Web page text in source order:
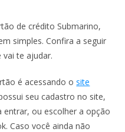
de crédito Submarino,
simples. Confira a seguir
te ajudar.
é acessando osite
seu cadastro no site,
entrar, ou escolher a opção
Caso você ainda não